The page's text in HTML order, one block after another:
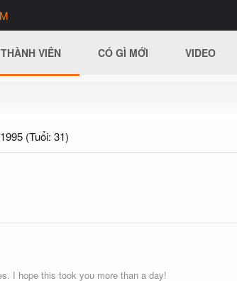
THÀNH VIÊN CÓ GÌ MỚI VIDEO
(Tuổi: 31)
I hope this took you more than a day!